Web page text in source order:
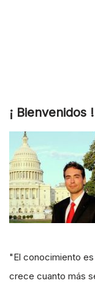
¡ Bienvenidos !
"El conocimiento
crece cuanto más